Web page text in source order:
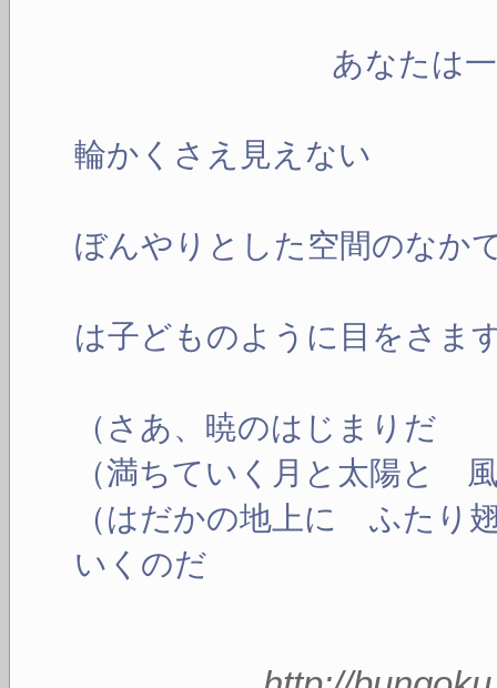
あなたは一個の
輪かくさえ見えない
ぼんやりとした空間のなか
は子どものように目をさま
（さあ、暁のはじまりだ
（満ちていく月と太陽と
（はだかの地上に ふたり
いくのだ